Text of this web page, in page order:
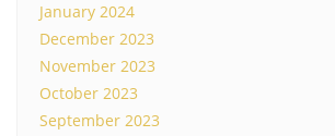
January 2024
December 2023
November 2023
October 2023
September 2023